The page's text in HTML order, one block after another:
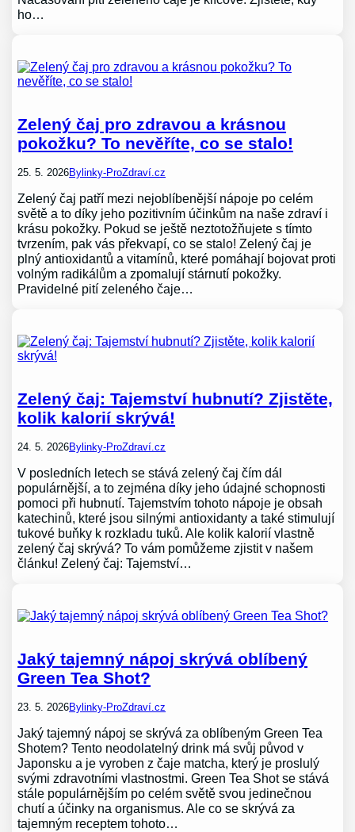
ho…
Zelený čaj pro zdravou a krásnou
pokožku? To nevěříte, co se stalo!
25. 5. 2026Bylinky-ProZdraví.cz
Zelený čaj patří mezi nejoblíbenější nápoje po celém
světě a to díky jeho pozitivním účinkům na naše zdraví i
krásu pokožky. Pokud se ještě neztotožňujete s tímto
tvrzením, pak vás překvapí, co se stalo! Zelený čaj je
plný antioxidantů a vitamínů, které pomáhají bojovat proti
volným radikálům a zpomalují stárnutí pokožky.
Pravidelné pití zeleného čaje…
Zelený čaj: Tajemství hubnutí? Zjistěte,
kolik kalorií skrývá!
24. 5. 2026Bylinky-ProZdraví.cz
V posledních letech se stává zelený čaj čím dál
populárnější, a to zejména díky jeho údajné schopnosti
pomoci při hubnutí. Tajemstvím tohoto nápoje je obsah
katechinů, které jsou silnými antioxidanty a také stimulují
tukové buňky k rozkladu tuků. Ale kolik kalorií vlastně
zelený čaj skrývá? To vám pomůžeme zjistit v našem
článku! Zelený čaj: Tajemství…
Jaký tajemný nápoj skrývá oblíbený
Green Tea Shot?
23. 5. 2026Bylinky-ProZdraví.cz
Jaký tajemný nápoj se skrývá za oblíbeným Green Tea
Shotem? Tento neodolatelný drink má svůj původ v
Japonsku a je vyroben z čaje matcha, který je proslulý
svými zdravotními vlastnostmi. Green Tea Shot se stává
stále populárnějším po celém světě svou jedinečnou
chutí a účinky na organismus. Ale co se skrývá za
tajemným receptem tohoto…